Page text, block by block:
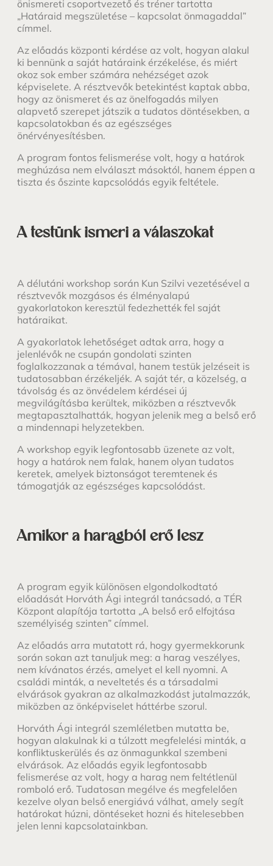
önismereti csoportvezető és tréner tartotta
„Határaid megszületése – kapcsolat önmagaddal”
címmel.
Az előadás központi kérdése az volt, hogyan alakul
ki bennünk a saját határaink érzékelése, és miért
okoz sok ember számára nehézséget azok
képviselete. A résztvevők betekintést kaptak abba,
hogy az önismeret és az önelfogadás milyen
alapvető szerepet játszik a tudatos döntésekben, a
kapcsolatokban és az egészséges
önérvényesítésben.
A program fontos felismerése volt, hogy a határok
meghúzása nem elválaszt másoktól, hanem éppen a
tiszta és őszinte kapcsolódás egyik feltétele.
A testünk ismeri a válaszokat
A délutáni workshop során Kun Szilvi vezetésével a
résztvevők mozgásos és élményalapú
gyakorlatokon keresztül fedezhették fel saját
határaikat.
A gyakorlatok lehetőséget adtak arra, hogy a
jelenlévők ne csupán gondolati szinten
foglalkozzanak a témával, hanem testük jelzéseit is
tudatosabban érzékeljék. A saját tér, a közelség, a
távolság és az önvédelem kérdései új
megvilágításba kerültek, miközben a résztvevők
megtapasztalhatták, hogyan jelenik meg a belső erő
a mindennapi helyzetekben.
A workshop egyik legfontosabb üzenete az volt,
hogy a határok nem falak, hanem olyan tudatos
keretek, amelyek biztonságot teremtenek és
támogatják az egészséges kapcsolódást.
Amikor a haragból erő lesz
A program egyik különösen elgondolkodtató
előadását Horváth Ági integrál tanácsadó, a TÉR
Központ alapítója tartotta „A belső erő elfojtása
személyiség szinten” címmel.
Az előadás arra mutatott rá, hogy gyermekkorunk
során sokan azt tanuljuk meg: a harag veszélyes,
nem kívánatos érzés, amelyet el kell nyomni. A
családi minták, a neveltetés és a társadalmi
elvárások gyakran az alkalmazkodást jutalmazzák,
miközben az önképviselet háttérbe szorul.
Horváth Ági integrál szemléletben mutatta be,
hogyan alakulnak ki a túlzott megfelelési minták, a
konfliktuskerülés és az önmagunkkal szembeni
elvárások. Az előadás egyik legfontosabb
felismerése az volt, hogy a harag nem feltétlenül
romboló erő. Tudatosan megélve és megfelelően
kezelve olyan belső energiává válhat, amely segít
határokat húzni, döntéseket hozni és hitelesebben
jelen lenni kapcsolatainkban.